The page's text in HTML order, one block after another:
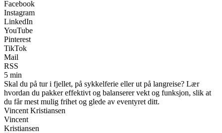
Facebook
Instagram
LinkedIn
YouTube
Pinterest
TikTok
Mail
RSS
5 min
Skal du på tur i fjellet, på sykkelferie eller ut på langreise? Lær
hvordan du pakker effektivt og balanserer vekt og funksjon, slik at
du får mest mulig frihet og glede av eventyret ditt.
Vincent Kristiansen
Vincent
Kristiansen